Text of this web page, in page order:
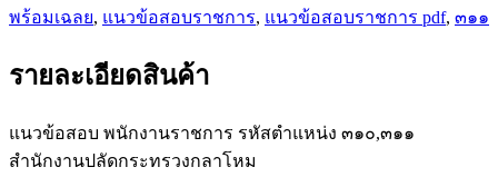
พร้อมเฉลย, แนวข้อสอบราชการ, แนวข้อสอบราชการ pdf, ๓๑๑
รายละเอียดสินค้า
แนวข้อสอบ พนักงานราชการ รหัสตำแหน่ง ๓๑๐,๓๑๑
สำนักงานปลัดกระทรวงกลาโหม